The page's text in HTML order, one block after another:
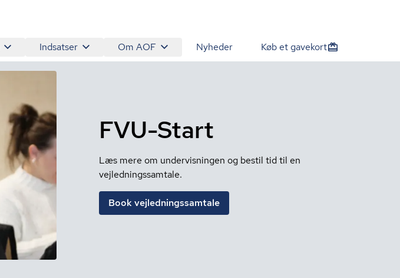
Indsatser Om AOF Nyheder Køb et gavekort
FVU-Start
Læs mere om undervisningen og bestil tid til en
vejledningssamtale.
Book vejledningssamtale